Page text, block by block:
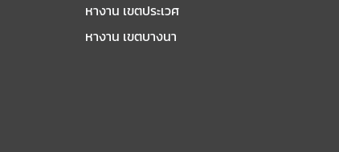
หางาน เขตประเวศ
หางาน เขตบางนา